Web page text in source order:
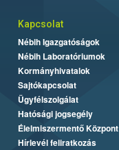
Kapcsolat
Nébih Igazgatóságok
Nébih Laboratóriumok
Kormányhivatalok
Sajtókapcsolat
Ügyfélszolgálat
Hatósági jogsegély
Élelmiszermentő Központ
Hírlevél feliratkozás